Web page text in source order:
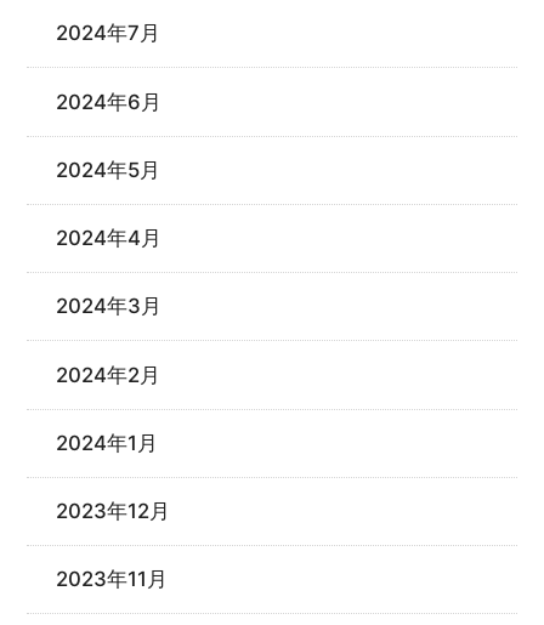
2024年7月
2024年6月
2024年5月
2024年4月
2024年3月
2024年2月
2024年1月
2023年12月
2023年11月